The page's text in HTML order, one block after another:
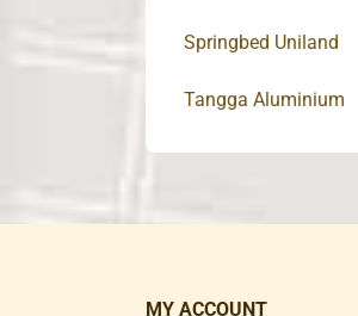
Springbed Uniland
Tangga Aluminium
MY ACCOUNT